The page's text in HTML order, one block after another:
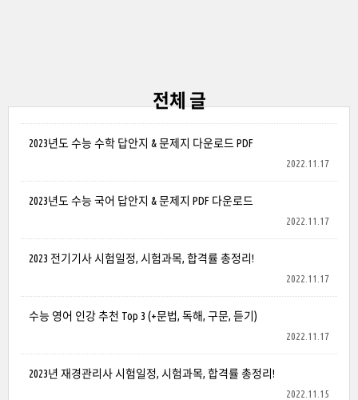
전체 글
2023년도 수능 수학 답안지 & 문제지 다운로드 PDF
2022.11.17
2023년도 수능 국어 답안지 & 문제지 PDF 다운로드
2022.11.17
2023 전기기사 시험일정, 시험과목, 합격률 총정리!
2022.11.17
수능 영어 인강 추천 Top 3 (+문법, 독해, 구문, 듣기)
2022.11.17
2023년 재경관리사 시험일정, 시험과목, 합격률 총정리!
2022.11.15